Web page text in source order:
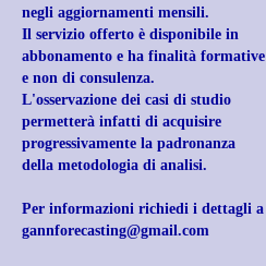
negli aggiornamenti mensili.
Il servizio offerto è disponibile in
abbonamento e ha finalità formative
e non di consulenza.
L'osservazione dei casi di studio
permetterà infatti di acquisire
progressivamente la padronanza
della metodologia di analisi.
Per informazioni richiedi i dettagli a
gannforecasting@gmail.com